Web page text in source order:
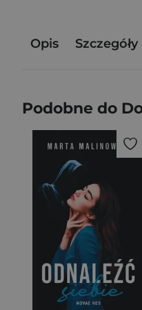
Opis
Podobne do